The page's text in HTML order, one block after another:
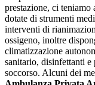
prestazione, ci teniamo
dotate di strumenti
interventi di
ossigeno, inoltre
climatizzazione
sanitario, disinfettanti
soccorso. Alcuni dei